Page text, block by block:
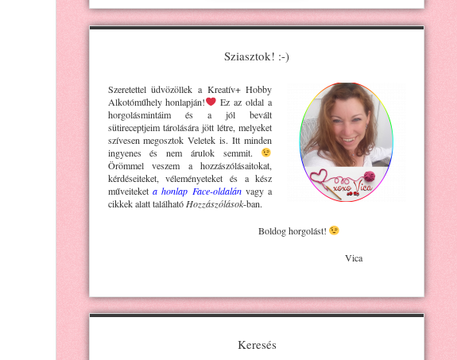
Sziasztok! :-)
Szeretettel üdvözöllek a Kreatív+ Hobby
Alkotóműhelyhonlapján!
Ez az oldal a
horgolásmintáim és a jól bevált
sütireceptjeim tárolására jött létre, melyeket
szívesen megosztok Veletek is. Itt minden
ingyenes és nem árulok semmit.
Örömmel veszem a hozzászólásaitokat,
kérdéseiteket, véleményeteket és a kész
műveiteket a honlap Face-oldalánvagy a
cikkek alatt található Hozzászólások-ban.
Boldog horgolást!
Vica
Keresés